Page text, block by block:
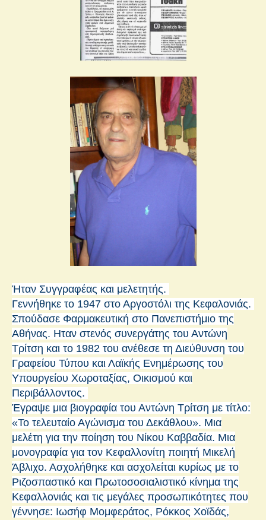
Ήταν Συγγραφέας και μελετητής.
Γεννήθηκε το 1947 στο Αργοστόλι της Κεφαλονιάς.
Σπούδασε Φαρμακευτική στο Πανεπιστήμιο της
Αθήνας. Ηταν στενός συνεργάτης του Αντώνη
Τρίτση και το 1982 του ανέθεσε τη Διεύθυνση του
Γραφείου Τύπου και Λαϊκής Ενημέρωσης του
Υπουργείου Χωροταξίας, Οικισμού και
Περιβάλλοντος.
Έγραψε μια βιογραφία του Αντώνη Τρίτση με τίτλο:
«Το τελευταίο Αγώνισμα του Δεκάθλου». Μια
μελέτη για την ποίηση του Νίκου Καββαδία. Μια
μονογραφία για τον Κεφαλλονίτη ποιητή Μικελή
Άβλιχο. Ασχολήθηκε και ασχολείται κυρίως με το
Ριζοσπαστικό και Πρωτοσοσιαλιστικό κίνημα της
Κεφαλλονιάς και τις μεγάλες προσωπικότητες που
γέννησε: Ιωσήφ Μομφεράτος, Ρόκκος Χοϊδάς,